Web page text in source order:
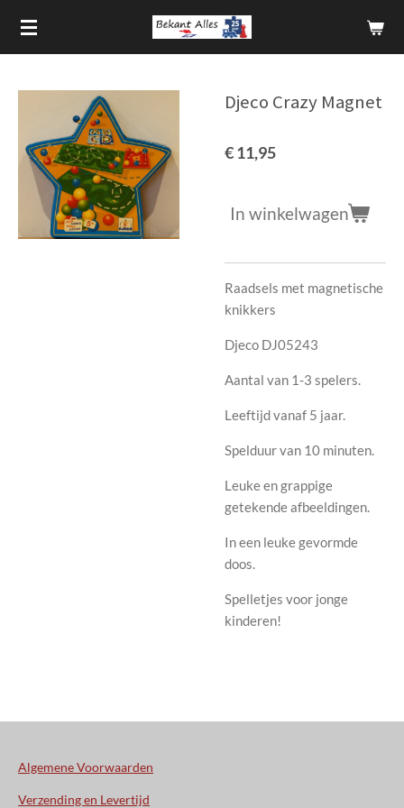
Ga
direct
hoofdinhoud
Djeco Crazy Magnet
€ 11,95
In winkelwagen
Raadsels met magnetische
knikkers
Djeco DJ05243
Aantal van 1-3 spelers.
Leeftijd vanaf 5 jaar.
Spelduur van 10 minuten.
Leuke en grappige
getekende afbeeldingen.
In een leuke gevormde
doos.
Spelletjes voor jonge
kinderen!
Algemene Voorwaarden
Verzending en Levertijd